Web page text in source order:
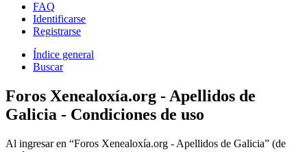
FAQ
Identificarse
Registrarse
Índice general
Buscar
Foros Xenealoxía.org - Apellidos de
Galicia - Condiciones de uso
Al ingresar en “Foros Xenealoxía.org - Apellidos de Galicia” (de